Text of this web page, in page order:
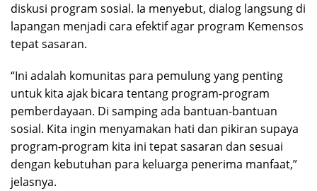
diskusi program sosial. Ia menyebut, dialog langsung di
lapangan menjadi cara efektif agar program Kemensos
tepat sasaran.
“Ini adalah komunitas para pemulung yang penting
untuk kita ajak bicara tentang program-program
pemberdayaan. Di samping ada bantuan-bantuan
sosial. Kita ingin menyamakan hati dan pikiran supaya
program-program kita ini tepat sasaran dan sesuai
dengan kebutuhan para keluarga penerima manfaat,”
jelasnya.